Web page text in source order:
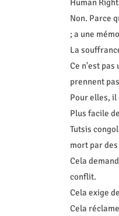
Human
Non. Parce
; a une
La
Ce n'est pas
prennent
Pour elles,
Plus facile
Tutsis
mort par
Cela
conflit.
Cela exige
Cela